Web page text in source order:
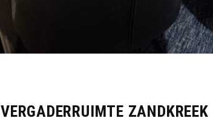
VERGADERRUIMTE ZANDKREEK